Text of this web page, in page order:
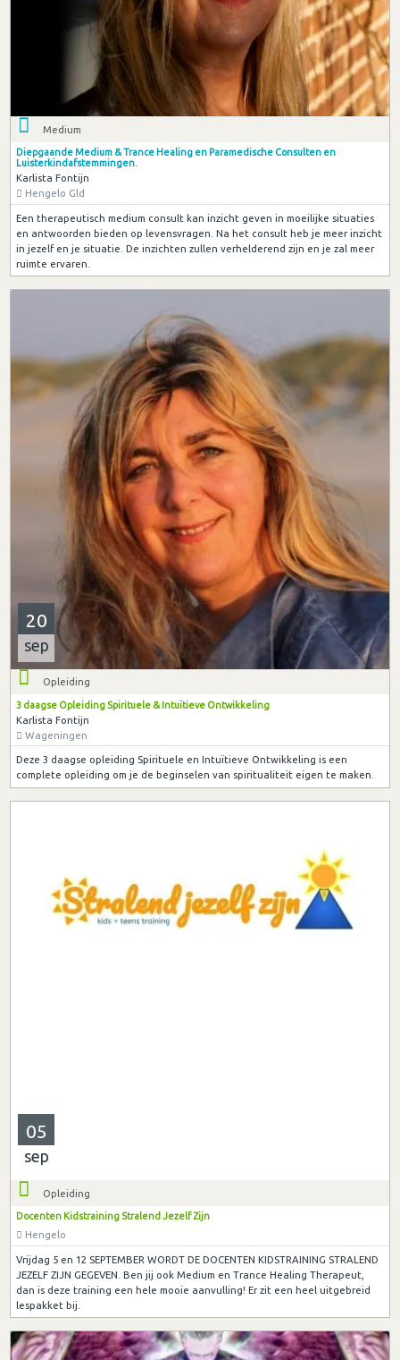
Medium
Diepgaande Medium & Trance Healing en Paramedische Consulten en
Luisterkindafstemmingen.
Karlista Fontijn
Hengelo Gld
Een therapeutisch medium consult kan inzicht geven in moeilijke situaties
en antwoorden bieden op levensvragen. Na het consult heb je meer inzicht
in jezelf en je situatie. De inzichten zullen verhelderend zijn en je zal meer
ruimte ervaren.
20
sep
Opleiding
3 daagse Opleiding Spirituele & Intuïtieve Ontwikkeling
Karlista Fontijn
Wageningen
Deze 3 daagse opleiding Spirituele en Intuïtieve Ontwikkeling is een
complete opleiding om je de beginselen van spiritualiteit eigen te maken.
05
sep
Opleiding
Docenten Kidstraining Stralend Jezelf Zijn
Hengelo
Vrijdag 5 en 12 SEPTEMBER WORDT DE DOCENTEN KIDSTRAINING STRALEND
JEZELF ZIJN GEGEVEN. Ben jij ook Medium en Trance Healing Therapeut,
dan is deze training een hele mooie aanvulling! Er zit een heel uitgebreid
lespakket bij.